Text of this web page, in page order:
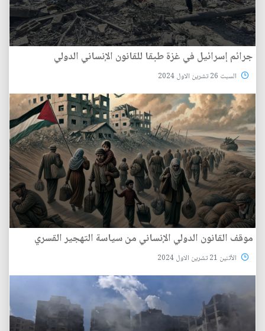
جرائم إسرائيل في غزة طبقا للقانون الإنساني الدولي
السبت 26 تشرين الاول 2024
موقف القانون الدولي الإنساني من سياسة التهجير القسري
الأثنين 21 تشرين الاول 2024